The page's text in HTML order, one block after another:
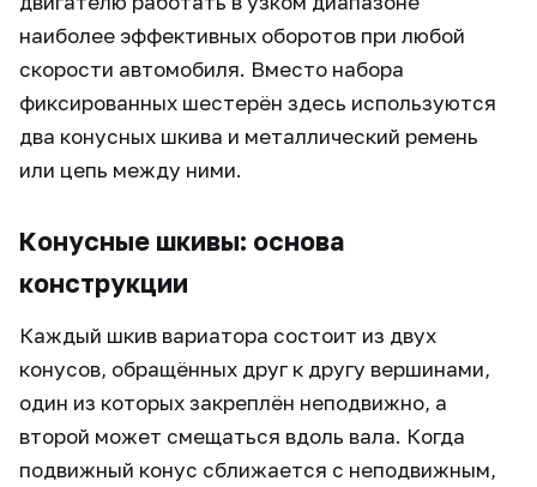
наиболее эффективных оборотов при любой
скорости автомобиля. Вместо набора
фиксированных шестерён здесь используются
два конусных шкива и металлический ремень
или цепь между ними.
Конусные шкивы: основа
конструкции
Каждый шкив вариатора состоит из двух
конусов, обращённых друг к другу вершинами,
один из которых закреплён неподвижно, а
второй может смещаться вдоль вала. Когда
подвижный конус сближается с неподвижным,